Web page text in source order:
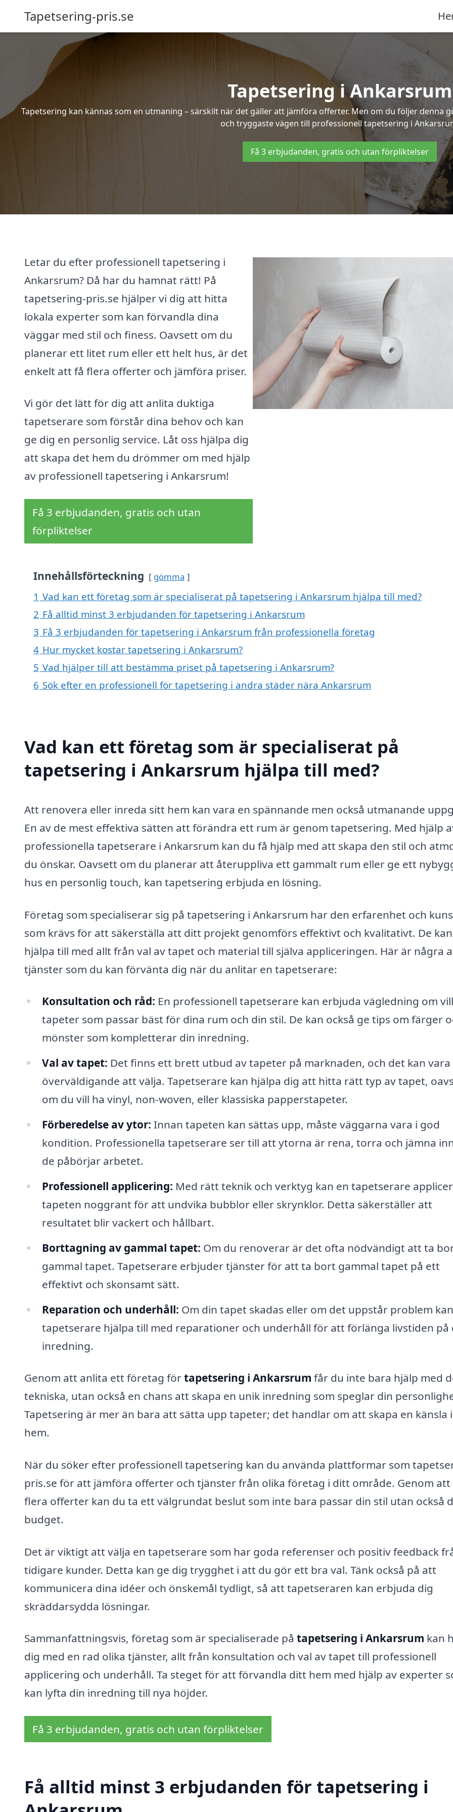
Tapetsering-pris.se
Tapetsering i Ankarsrum
Tapetsering kan kännas som en utmaning – särskilt när det gäller att jämföra offerter. Men om du följer denna
och tryggaste vägen till professionell tapetsering i
Få 3 erbjudanden, gratis och utan förpliktelser
Letar du efter professionell tapetsering i
Ankarsrum? Då har du hamnat rätt! På
tapetsering-pris.se hjälper vi dig att hitta
lokala experter som kan förvandla dina
väggar med stil och finess. Oavsett om du
planerar ett litet rum eller ett helt hus, är det
enkelt att få flera offerter och jämföra priser.
Vi gör det lätt för dig att anlita duktiga
tapetserare som förstår dina behov och kan
ge dig en personlig service. Låt oss hjälpa dig
att skapa det hem du drömmer om med hjälp
av professionell tapetsering i Ankarsrum!
Få 3 erbjudanden, gratis och utan
förpliktelser
Innehållsförteckning gömma
1 Vad kan ett företag som är specialiserat på tapetsering i Ankarsrum hjälpa till med?
2 Få alltid minst 3 erbjudanden för tapetsering i Ankarsrum
3 Få 3 erbjudanden för tapetsering i Ankarsrum från professionella företag
4 Hur mycket kostar tapetsering i Ankarsrum?
5 Vad hjälper till att bestämma priset på tapetsering i Ankarsrum?
6 Sök efter en professionell för tapetsering i andra städer nära Ankarsrum
Vad kan ett företag som är specialiserat på
tapetsering i Ankarsrum hjälpa till med?
Att renovera eller inreda sitt hem kan vara en spännande men också utmanande
En av de mest effektiva sätten att förändra ett rum är genom tapetsering. Med hjälp
professionella tapetserare i Ankarsrum kan du få hjälp med att skapa den stil och
du önskar. Oavsett om du planerar att återuppliva ett gammalt rum eller ge ett
hus en personlig touch, kan tapetsering erbjuda en lösning.
Företag som specialiserar sig på tapetsering i Ankarsrum har den erfarenhet och
som krävs för att säkerställa att ditt projekt genomförs effektivt och kvalitativt. De kan
hjälpa till med allt från val av tapet och material till själva appliceringen. Här är några
tjänster som du kan förvänta dig när du anlitar en tapetserare:
Konsultation och råd: En professionell tapetserare kan erbjuda vägledning om
tapeter som passar bäst för dina rum och din stil. De kan också ge tips om färger
mönster som kompletterar din inredning.
Val av tapet: Det finns ett brett utbud av tapeter på marknaden, och det kan vara
överväldigande att välja. Tapetserare kan hjälpa dig att hitta rätt typ av tapet,
om du vill ha vinyl, non-woven, eller klassiska papperstapeter.
Förberedelse av ytor: Innan tapeten kan sättas upp, måste väggarna vara i god
kondition. Professionella tapetserare ser till att ytorna är rena, torra och jämna
de påbörjar arbetet.
Professionell applicering: Med rätt teknik och verktyg kan en tapetserare
tapeten noggrant för att undvika bubblor eller skrynklor. Detta säkerställer att
resultatet blir vackert och hållbart.
Borttagning av gammal tapet: Om du renoverar är det ofta nödvändigt att ta
gammal tapet. Tapetserare erbjuder tjänster för att ta bort gammal tapet på ett
effektivt och skonsamt sätt.
Reparation och underhåll: Om din tapet skadas eller om det uppstår problem
tapetserare hjälpa till med reparationer och underhåll för att förlänga livstiden på
inredning.
Genom att anlita ett företag förtapetsering i Ankarsrum får du inte bara hjälp med
tekniska, utan också en chans att skapa en unik inredning som speglar din
Tapetsering är mer än bara att sätta upp tapeter; det handlar om att skapa en känsla
hem.
När du söker efter professionell tapetsering kan du använda plattformar som
pris.se för att jämföra offerter och tjänster från olika företag i ditt område. Genom att
flera offerter kan du ta ett välgrundat beslut som inte bara passar din stil utan också
budget.
Det är viktigt att välja en tapetserare som har goda referenser och positiv feedback
tidigare kunder. Detta kan ge dig trygghet i att du gör ett bra val. Tänk också på att
kommunicera dina idéer och önskemål tydligt, så att tapetseraren kan erbjuda dig
skräddarsydda lösningar.
Sammanfattningsvis, företag som är specialiserade på tapetsering i Ankarsrum kan
dig med en rad olika tjänster, allt från konsultation och val av tapet till professionell
applicering och underhåll. Ta steget för att förvandla ditt hem med hjälp av experter
kan lyfta din inredning till nya höjder.
Få 3 erbjudanden, gratis och utan förpliktelser
Få alltid minst 3 erbjudanden för tapetsering i